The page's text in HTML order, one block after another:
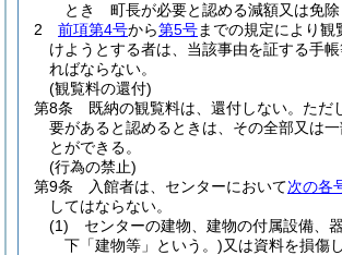
とき 町長が必要と認める減額又は免除
2
前項第4号から第5号までの規定により観
けようとする者は、当該事由を証する手
ればならない。
(観覧料の還付)
第8条
既納の観覧料は、還付しない。 ただ
要があると認めるときは、その全部又は一
とができる。
(行為の禁止)
第9条
入館者は、センターにおいて次の各
してはならない。
(1)
センターの建物、建物の付属設備、
下「建物等」という。)又は資料を損傷